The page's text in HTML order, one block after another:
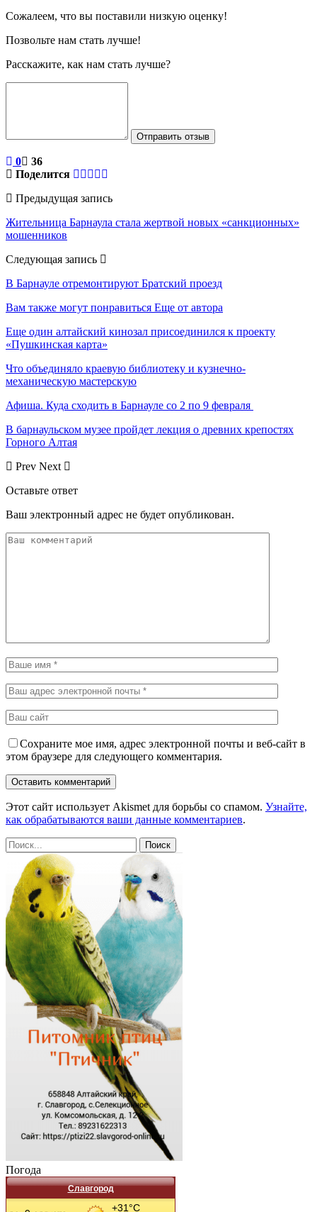
Сожалеем, что вы поставили низкую оценку!
Позвольте нам стать лучше!
Расскажите, как нам стать лучше?
Отправить отзыв
0
36
Поделится
Предыдущая запись
Жительница Барнаула стала жертвой новых «санкционных»
мошенников
Следующая запись
В Барнауле отремонтируют Братский проезд
Вам также могут понравиться Еще от автора
Еще один алтайский кинозал присоединился к проекту
«Пушкинская карта»
Что объединяло краевую библиотеку и кузнечно-
механическую мастерскую
Афиша. Куда сходить в Барнауле со 2 по 9 февраля
В барнаульском музее пройдет лекция о древних крепостях
Горного Алтая
Prev Next
Оставьте ответ
Ваш электронный адрес не будет опубликован.
Сохраните мое имя, адрес электронной почты и веб-сайт в
этом браузере для следующего комментария.
Этот сайт использует Akismet для борьбы со спамом. Узнайте,
как обрабатываются ваши данные комментариев.
Погода
Славгород